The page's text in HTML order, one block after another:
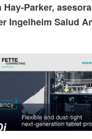
Hay-Parker,
Ingelheim Salud